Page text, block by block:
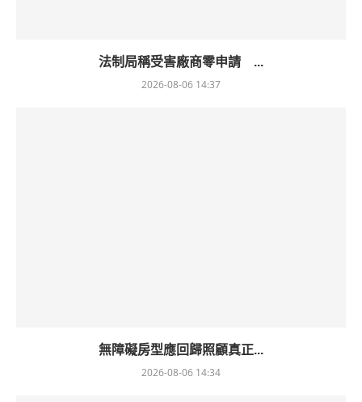
法制局稱受害廠商零申請 ...
2026-08-06 14:37
無障礙房型應回歸照顧真正...
2026-08-06 14:34